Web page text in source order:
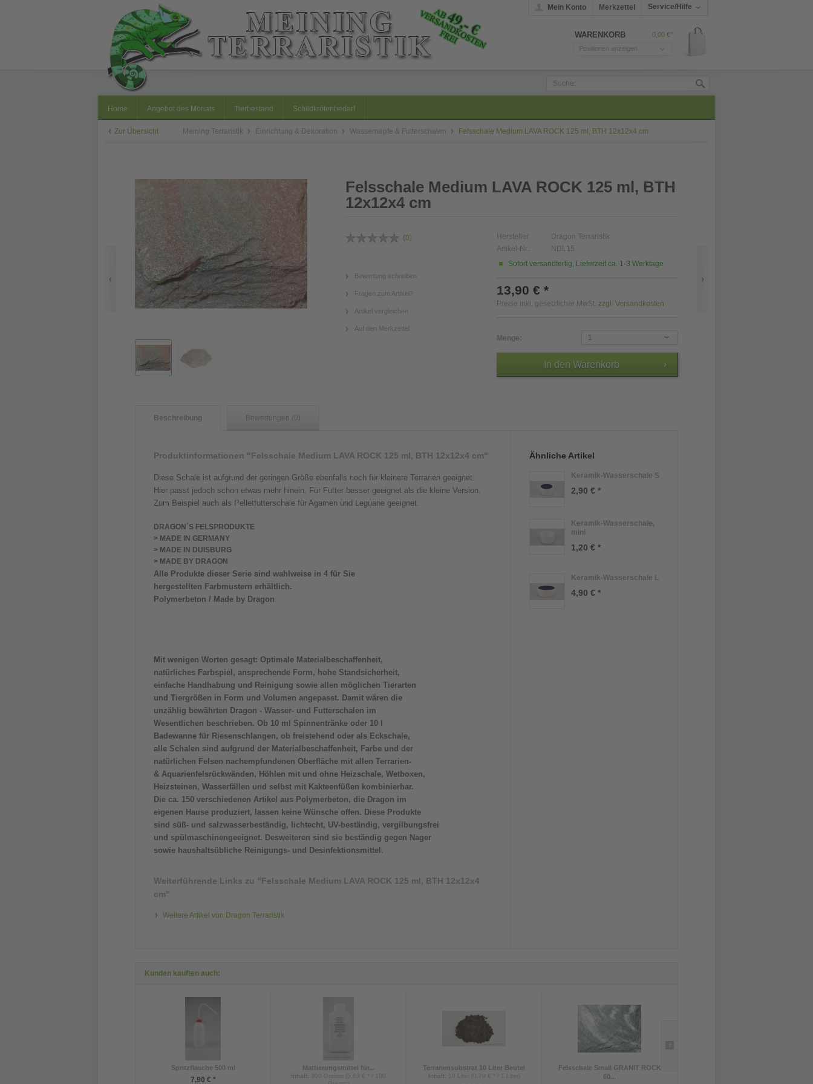
Mein Konto Merkzettel Service/Hilfe
WARENKORB
0,00 €*
Positionen anzeigen
Home Angebot des Monats Tierbestand Schildkrötenbedarf
Zur Übersicht Meining Terraristik Einrichtung & Dekoration Wassernäpfe & Futterschalen Felsschale Medium LAVA ROCK 125 ml, BTH 12x12x4 cm
Felsschale Medium LAVA ROCK 125 ml, BTH
12x12x4 cm
(0)
Bewertung schreiben
Fragen zum Artikel?
Artikel vergleichen
Auf den Merkzettel
Hersteller
Dragon Terraristik
Artikel-Nr.:
NDL15
Sofort versandfertig, Lieferzeit ca. 1-3 Werktage
13,90 € *
Preise inkl. gesetzlicher MwSt. zzgl. Versandkosten
Menge: 1
Beschreibung Bewertungen (0)
Produktinformationen "Felsschale Medium LAVA ROCK 125 ml, BTH 12x12x4 cm"
Diese Schale ist aufgrund der geringen Größe ebenfalls noch für kleinere Terrarien geeignet.
Hier passt jedoch schon etwas mehr hinein. Für Futter besser geeignet als die kleine Version.
Zum Beispiel auch als Pelletfutterschale für Agamen und Leguane geeignet.
DRAGON´S FELSPRODUKTE
> MADE IN GERMANY
> MADE IN DUISBURG
> MADE BY DRAGON
Alle Produkte dieser Serie sind wahlweise in 4 für Sie
hergestellten Farbmustern erhältlich.
Polymerbeton / Made by Dragon
Mit wenigen Worten gesagt: Optimale Materialbeschaffenheit,
natürliches Farbspiel, ansprechende Form, hohe Standsicherheit,
einfache Handhabung und Reinigung sowie allen möglichen Tierarten
und Tiergrößen in Form und Volumen angepasst. Damit wären die
unzählig bewährten Dragon - Wasser- und Futterschalen im
Wesentlichen beschrieben. Ob 10 ml Spinnentränke oder 10 l
Badewanne für Riesenschlangen, ob freistehend oder als Eckschale,
alle Schalen sind aufgrund der Materialbeschaffenheit, Farbe und der
natürlichen Felsen nachempfundenen Oberfläche mit allen Terrarien-
& Aquarienfelsrückwänden, Höhlen mit und ohne Heizschale, Wetboxen,
Heizsteinen, Wasserfällen und selbst mit Kakteenfüßen kombinierbar.
Die ca. 150 verschiedenen Artikel aus Polymerbeton, die Dragon im
eigenen Hause produziert, lassen keine Wünsche offen. Diese Produkte
sind süß- und salzwasserbeständig, lichtecht, UV-beständig, vergilbungsfrei
und spülmaschinengeeignet. Desweiteren sind sie beständig gegen Nager
sowie haushaltsübliche Reinigungs- und Desinfektionsmittel.
Weiterführende Links zu "Felsschale Medium LAVA ROCK 125 ml, BTH 12x12x4
cm"
Weitere Artikel von Dragon Terraristik
Ähnliche Artikel
Keramik-Wasserschale S
2,90 € *
Keramik-Wasserschale,
mini
1,20 € *
Keramik-Wasserschale L
4,90 € *
Kunden kauften auch:
Spritzflasche 500 ml
7,90 € *
Mattierungsmittel für...
Inhalt: 300 Gramm (5,63 € * / 100
Terrariensubstrat 10 Liter Beutel
Inhalt: 10 Liter (0,79 € * / 1 Liter)
Felsschale Small GRANIT ROCK
60...